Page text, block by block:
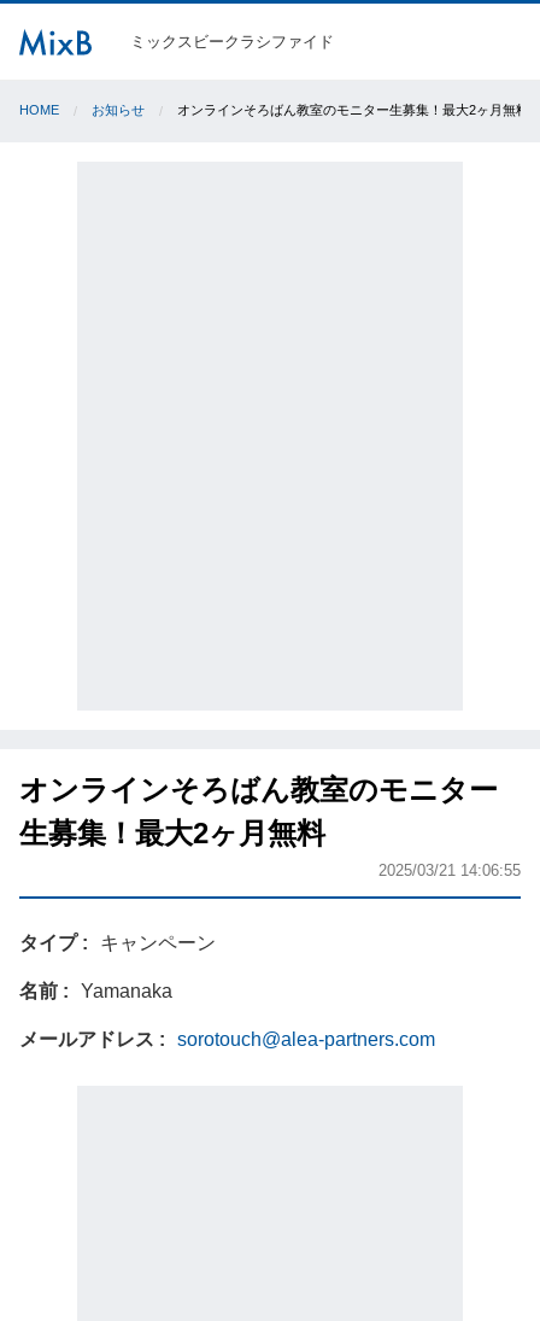
ミックスビークラシファイド
HOME お知らせ オンラインそろばん教室のモニター生募集！最大2ヶ月無料
オンラインそろばん教室のモニター
生募集！最大2ヶ月無料
2025/03/21 14:06:55
タイプ キャンペーン
名前 Yamanaka
メールアドレス sorotouch@alea-partners.com